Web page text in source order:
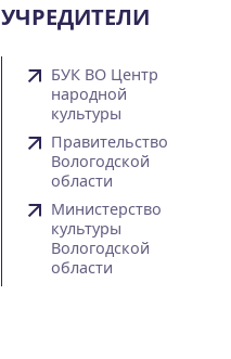
УЧРЕДИТЕЛИ
БУК ВО Центр
народной
культуры
Правительство
Вологодской
области
Министерство
культуры
Вологодской
области